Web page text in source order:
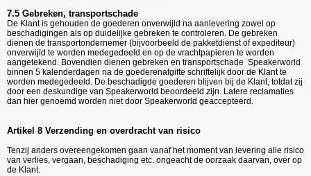
7.5 Gebreken, transportschade
De Klant is gehouden de goederen onverwijld na aanlevering zowel op
beschadigingen als op duidelijke gebreken te controleren. De gebreken
dienen de transportondernemer (bijvoorbeeld de pakketdienst of expediteur)
onverwijld te worden medegedeeld en op de vrachtpapieren te worden
aangetekend. Bovendien dienen gebreken en transportschade Speakerworld
binnen 5 kalenderdagen na de goederenafgifte schriftelijk door de Klant te
worden medegedeeld. De beschadigde goederen blijven bij de Klant, totdat zij
door een deskundige van Speakerworld beoordeeld zijn. Latere reclamaties
dan hier genoemd worden niet door Speakerworld geaccepteerd.
Artikel 8 Verzending en overdracht van risico
Tenzij anders overeengekomen gaan vanaf het moment van levering alle risico
van verlies, vergaan, beschadiging etc. ongeacht de oorzaak daarvan, over op
de Klant.